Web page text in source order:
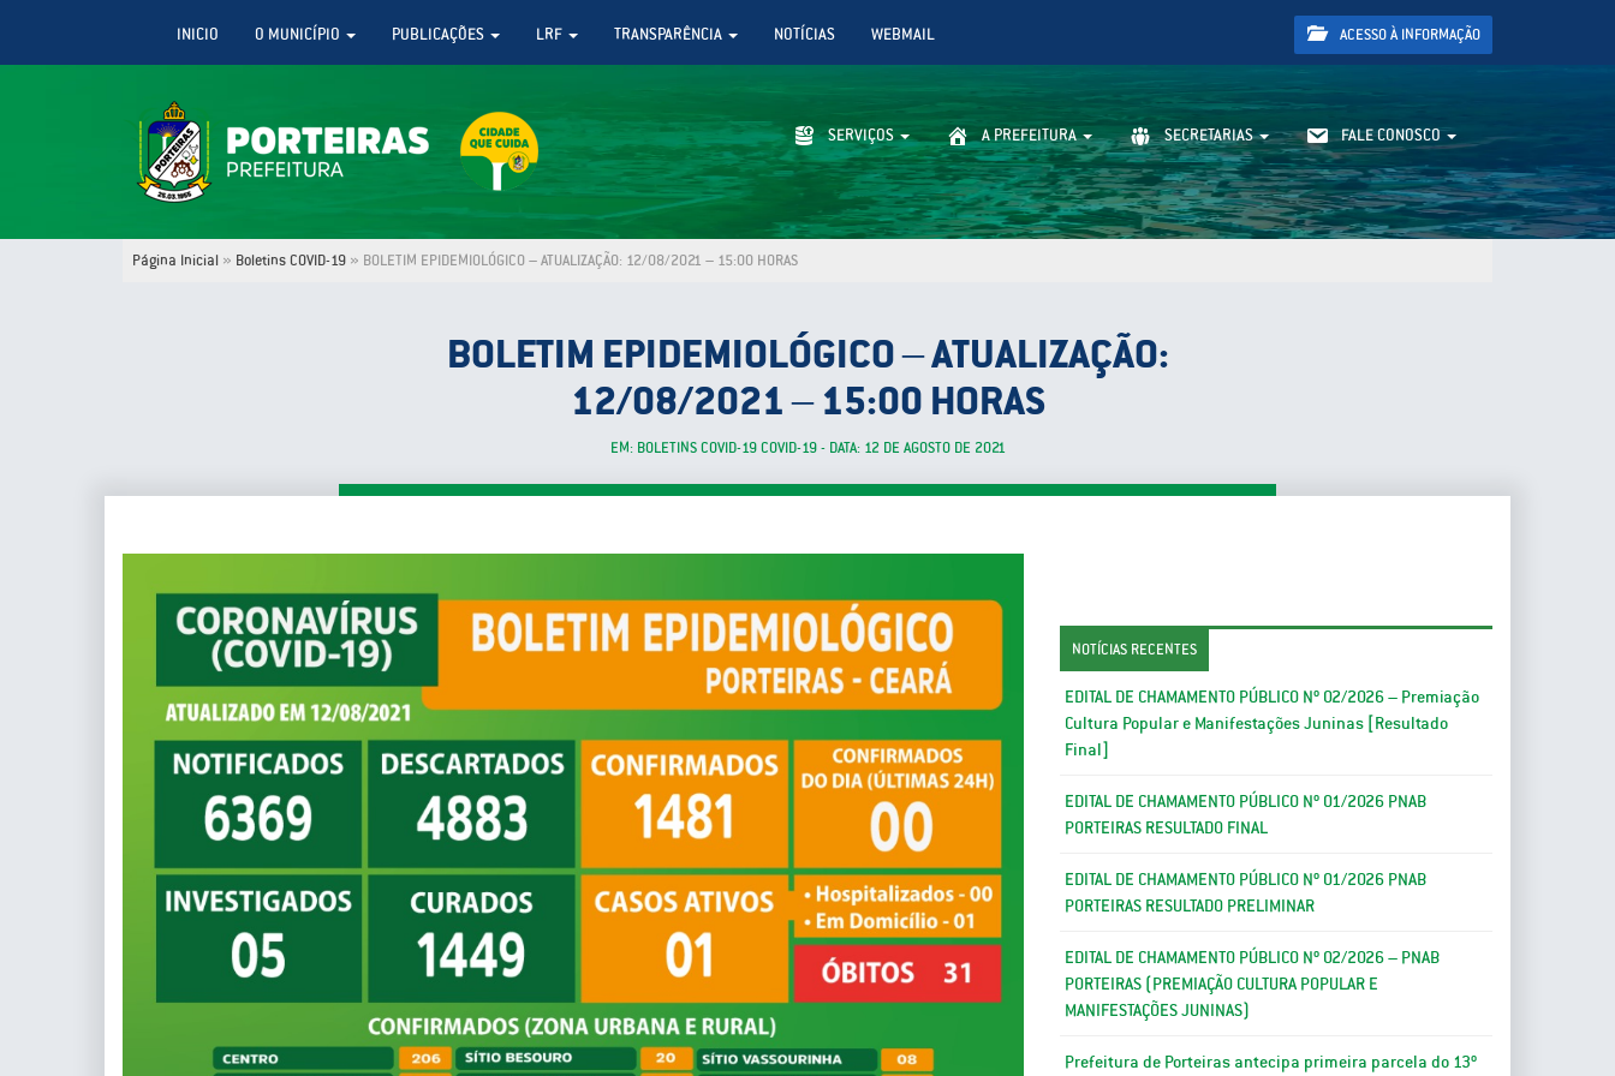
INICIO O MUNICÍPIO PUBLICAÇÕES LRF TRANSPARÊNCIA NOTÍCIAS WEBMAIL ACESSO À INFORMAÇÃO
SERVIÇOS A PREFEITURA SECRETARIAS FALE CONOSCO
Página Inicial » Boletins COVID-19 » BOLETIM EPIDEMIOLÓGICO – ATUALIZAÇÃO: 12/08/2021 – 15:00 HORAS
BOLETIM EPIDEMIOLÓGICO – ATUALIZAÇÃO:
12/08/2021 – 15:00 HORAS
EM: BOLETINS COVID-19 COVID-19 - DATA: 12 DE AGOSTO DE 2021
NOTÍCIAS RECENTES
EDITAL DE CHAMAMENTO PÚBLICO Nº 02/2026 – Premiação
Cultura Popular e Manifestações Juninas [Resultado
Final]
EDITAL DE CHAMAMENTO PÚBLICO Nº 01/2026 PNAB
PORTEIRAS RESULTADO FINAL
EDITAL DE CHAMAMENTO PÚBLICO Nº 01/2026 PNAB
PORTEIRAS RESULTADO PRELIMINAR
EDITAL DE CHAMAMENTO PÚBLICO Nº 02/2026 – PNAB
PORTEIRAS (PREMIAÇÃO CULTURA POPULAR E
MANIFESTAÇÕES JUNINAS)
Prefeitura de Porteiras antecipa primeira parcela do 13º